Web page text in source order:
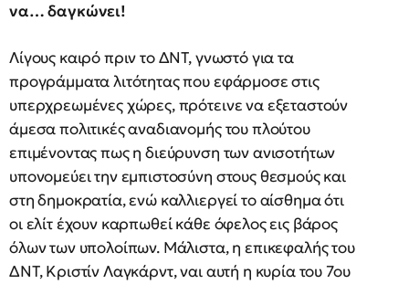
να… δαγκώνει!
Λίγους καιρό πριν το ΔΝΤ, γνωστό για τα
προγράμματα λιτότητας που εφάρμοσε στις
υπερχρεωμένες χώρες, πρότεινε να εξεταστούν
άμεσα πολιτικές αναδιανομής του πλούτου
επιμένοντας πως η διεύρυνση των ανισοτήτων
υπονομεύει την εμπιστοσύνη στους θεσμούς και
στη δημοκρατία, ενώ καλλιεργεί το αίσθημα ότι
οι ελίτ έχουν καρπωθεί κάθε όφελος εις βάρος
όλων των υπολοίπων. Μάλιστα, η επικεφαλής του
ΔΝΤ, Κριστίν Λαγκάρντ, ναι αυτή η κυρία του 7ου